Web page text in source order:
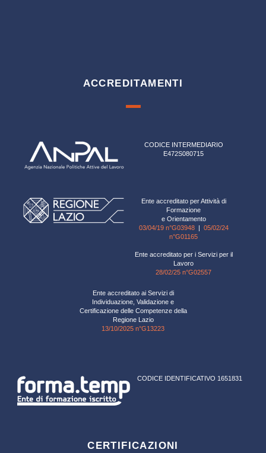
ACCREDITAMENTI
CODICE INTERMEDIARIO
E472S080715
Ente accreditato per Attività di
Formazione
e Orientamento
03/04/19 n°G03948| 05/02/24
n°G01165
Ente accreditato per i Servizi per il
Lavoro
28/02/25 n°G02557
Ente accreditato ai Servizi di
Individuazione, Validazione e
Certificazione delle Competenze della
Regione Lazio
13/10/2025 n°G13223
CODICE IDENTIFICATIVO 1651831
CERTIFICAZIONI